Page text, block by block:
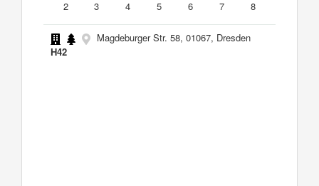
2
3 4 5 6 7 8
Magdeburger Str. 58, 01067, Dresden
H42